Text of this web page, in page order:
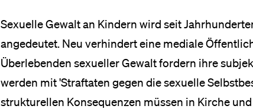
Sexuelle Gewalt an Kindern wird seit
angedeutet. Neu verhindert eine mediale
Überlebenden sexueller Gewalt fordern ihre
werden mit 'Straftaten gegen die sexuelle
strukturellen Konsequenzen müssen in Kirche
Medien